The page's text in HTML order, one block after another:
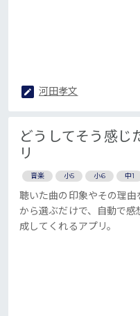
河田孝文
どうしてそう感じ
リ
音楽 小5 小6 中1
聴いた曲の印象やその理由
から選ぶだけで、自動で感
成してくれるアプリ。